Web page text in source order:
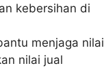
kebersihan di
menjaga nilai
nilai jual